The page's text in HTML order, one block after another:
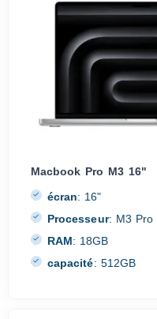
Macbook Pro M3 16"
écran: 16"
Processeur: M3 Pro
RAM: 18GB
capacité: 512GB